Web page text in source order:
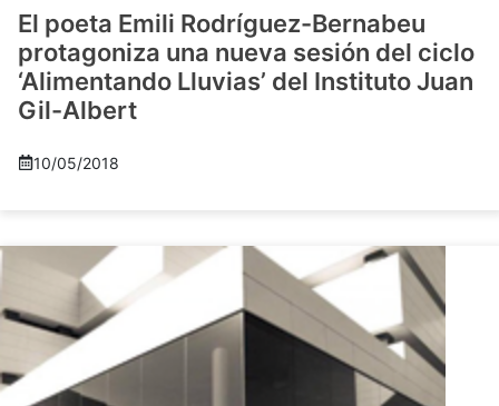
El poeta Emili Rodríguez-Bernabeu
protagoniza una nueva sesión del ciclo
‘Alimentando Lluvias’ del Instituto Juan
Gil-Albert
10/05/2018